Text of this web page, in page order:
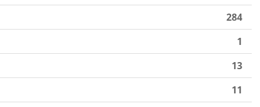
284
1
13
11